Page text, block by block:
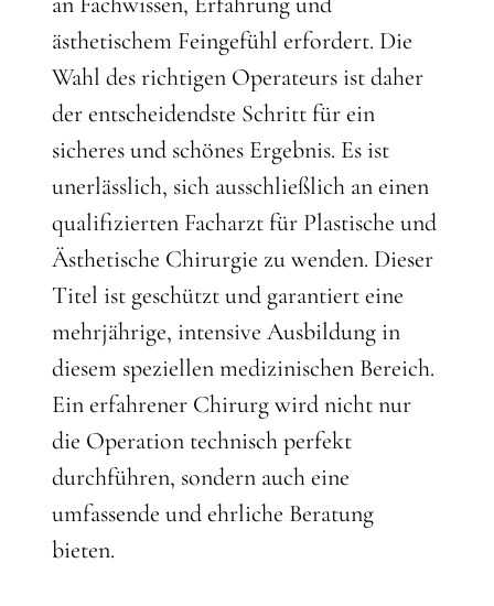
ästhetischem Feingefühl erfordert. Die
Wahl des richtigen Operateurs ist daher
der entscheidendste Schritt für ein
sicheres und schönes Ergebnis. Es ist
unerlässlich, sich ausschließlich an einen
qualifizierten Facharzt für Plastische und
Ästhetische Chirurgie zu wenden. Dieser
Titel ist geschützt und garantiert eine
mehrjährige, intensive Ausbildung in
diesem speziellen medizinischen Bereich.
Ein erfahrener Chirurg wird nicht nur
die Operation technisch perfekt
durchführen, sondern auch eine
umfassende und ehrliche Beratung
bieten.